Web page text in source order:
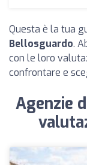
Questa è la tua
Bellosguardo.
con le loro
confrontare e
Agenzie